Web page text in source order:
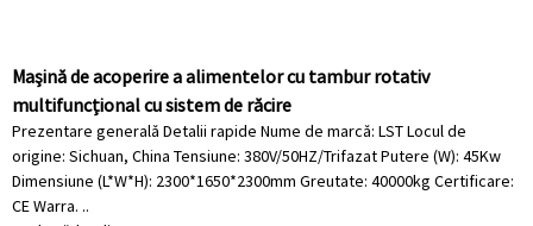
Mașină de acoperire a alimentelor cu tambur rotativ
multifuncțional cu sistem de răcire
Prezentare generală Detalii rapide Nume de marcă: LST Locul de
origine: Sichuan, China Tensiune: 380V/50HZ/Trifazat Putere (W): 45Kw
Dimensiune (L*W*H): 2300*1650*2300mm Greutate: 40000kg Certificare:
CE Warra. ..